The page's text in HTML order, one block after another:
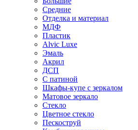
Средние
Отделка и материал
МДФ
Пластик
Alvic Luxe
Эмаль
Акрил
ДСП
С патиной
Шкафы-купе с зеркалом
Матовое зеркало
Стекло
Цветное стекло
Пескоструй